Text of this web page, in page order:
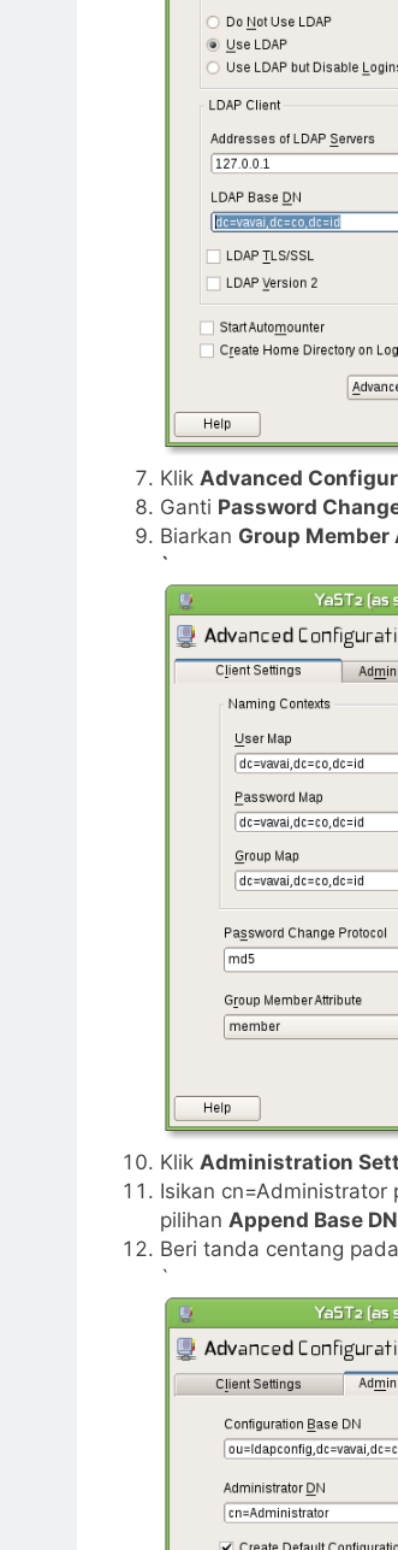
Klik Advanced
Ganti Password
Biarkan Group
`
Klik Administration
Isikan cn=Administrator
pilihan Append Base DN
Beri tanda centang pada
`